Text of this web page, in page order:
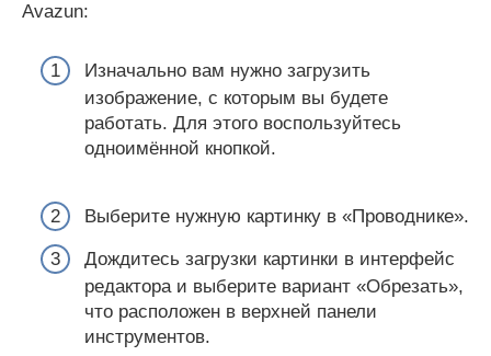
Avazun:
Изначально вам нужно загрузить
изображение, с которым вы будете
работать. Для этого воспользуйтесь
одноимённой кнопкой.
Выберите нужную картинку в «Проводнике».
Дождитесь загрузки картинки в интерфейс
редактора и выберите вариант «Обрезать»,
что расположен в верхней панели
инструментов.